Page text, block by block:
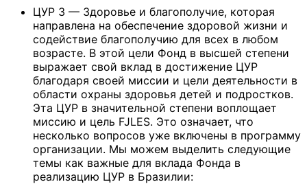
ЦУР 3 — Здоровье и благополучие, которая
направлена на обеспечение здоровой жизни и
содействие благополучию для всех в любом
возрасте. В этой цели Фонд в высшей степени
выражает свой вклад в достижение ЦУР
благодаря своей миссии и цели деятельности в
области охраны здоровья детей и подростков.
Эта ЦУР в значительной степени воплощает
миссию и цель FJLES. Это означает, что
несколько вопросов уже включены в программу
организации. Мы можем выделить следующие
темы как важные для вклада Фонда в
реализацию ЦУР в Бразилии: